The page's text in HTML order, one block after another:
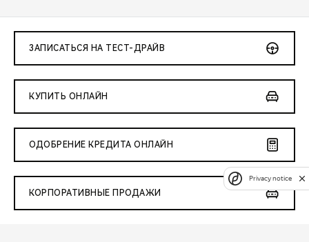
ЗАПИСАТЬСЯ НА ТЕСТ-ДРАЙВ
КУПИТЬ ОНЛАЙН
ОДОБРЕНИЕ КРЕДИТА ОНЛАЙН
КОРПОРАТИВНЫЕ ПРОДАЖИ
Privacy notice